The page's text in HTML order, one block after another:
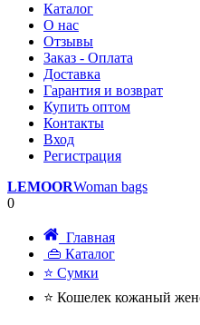
Каталог
О нас
Отзывы
Заказ - Оплата
Доставка
Гарантия и возврат
Купить оптом
Контакты
Вход
Регистрация
LEMOORWoman bags
0
Главная
👜 Каталог
⭐ Сумки
⭐ Кошелек кожаный